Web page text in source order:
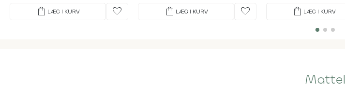
shopping_bag LÆG I KURV favorite shopping_bag LÆG I KURV favorite shopping_bag LÆG I KURV
Mattel